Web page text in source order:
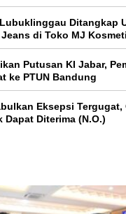
Ditangkap
di Toko MJ
Putusan KI Jabar,
ke PTUN Bandung
Eksepsi Tergugat,
Dapat Diterima (N.O.)